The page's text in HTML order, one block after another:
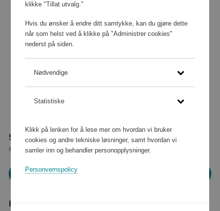
54 480 poeng
eller
681 kr
Logg inn for å handle
Produktbeskrivelse
klikke "Tillat utvalg."
Hvis du ønsker å endre ditt samtykke, kan du gjøre dette
når som helst ved å klikke på "Administrer cookies"
nederst på siden.
Nødvendige
Statistiske
Klikk på lenken for å lese mer om hvordan vi bruker
cookies og andre tekniske løsninger, samt hvordan vi
samler inn og behandler personopplysninger.
Personvernspolicy